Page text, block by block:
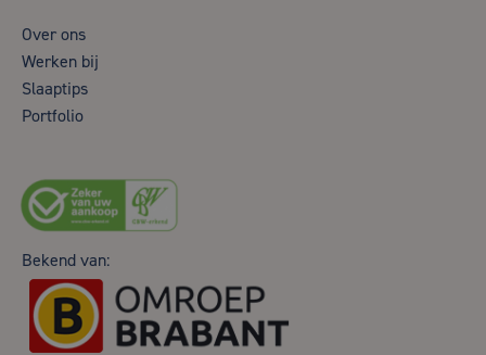
Over ons
Werken bij
Slaaptips
Portfolio
Bekend van: